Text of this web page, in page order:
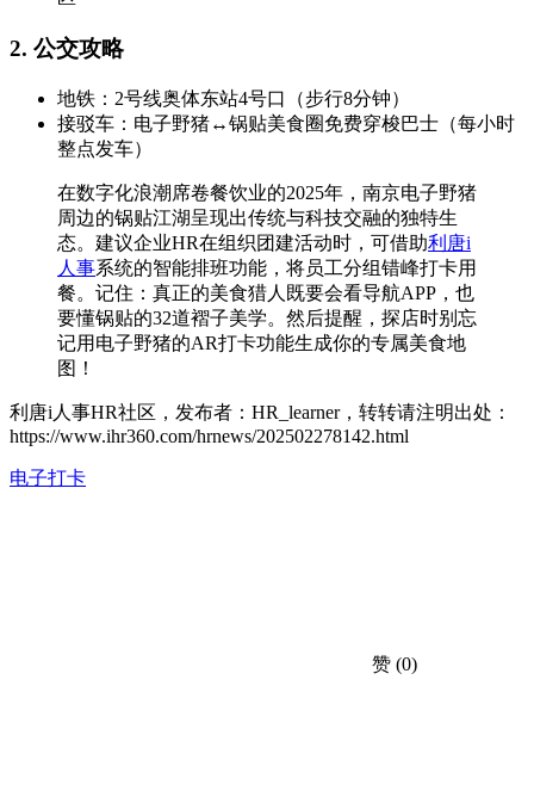
2. 公交攻略
地铁：2号线奥体东站4号口（步行8分钟）
接驳车：电子野猪↔锅贴美食圈免费穿梭巴士（每小时
整点发车）
在数字化浪潮席卷餐饮业的2025年，南京电子野猪
周边的锅贴江湖呈现出传统与科技交融的独特生
态。建议企业HR在组织团建活动时，可借助利唐i
人事系统的智能排班功能，将员工分组错峰打卡用
餐。记住：真正的美食猎人既要会看导航APP，也
要懂锅贴的32道褶子美学。然后提醒，探店时别忘
记用电子野猪的AR打卡功能生成你的专属美食地
图！
利唐i人事HR社区，发布者：HR_learner，转转请注明出处：
https://www.ihr360.com/hrnews/202502278142.html
电子打卡
赞 (0)